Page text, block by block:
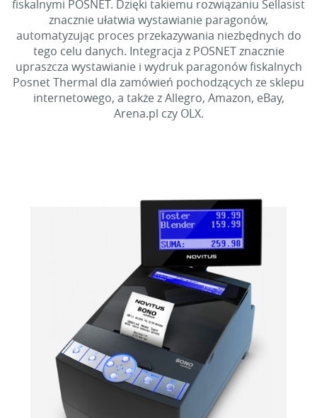
fiskalnymi POSNET. Dzięki takiemu rozwiązaniu Sellasist
znacznie ułatwia wystawianie paragonów,
automatyzując proces przekazywania niezbędnych do
tego celu danych. Integracja z POSNET znacznie
upraszcza wystawianie i wydruk paragonów fiskalnych
Posnet Thermal dla zamówień pochodzących ze sklepu
internetowego, a także z Allegro, Amazon, eBay,
Arena.pl czy OLX.